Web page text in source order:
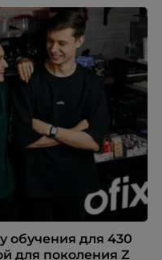
обучения для 430
для поколения Z